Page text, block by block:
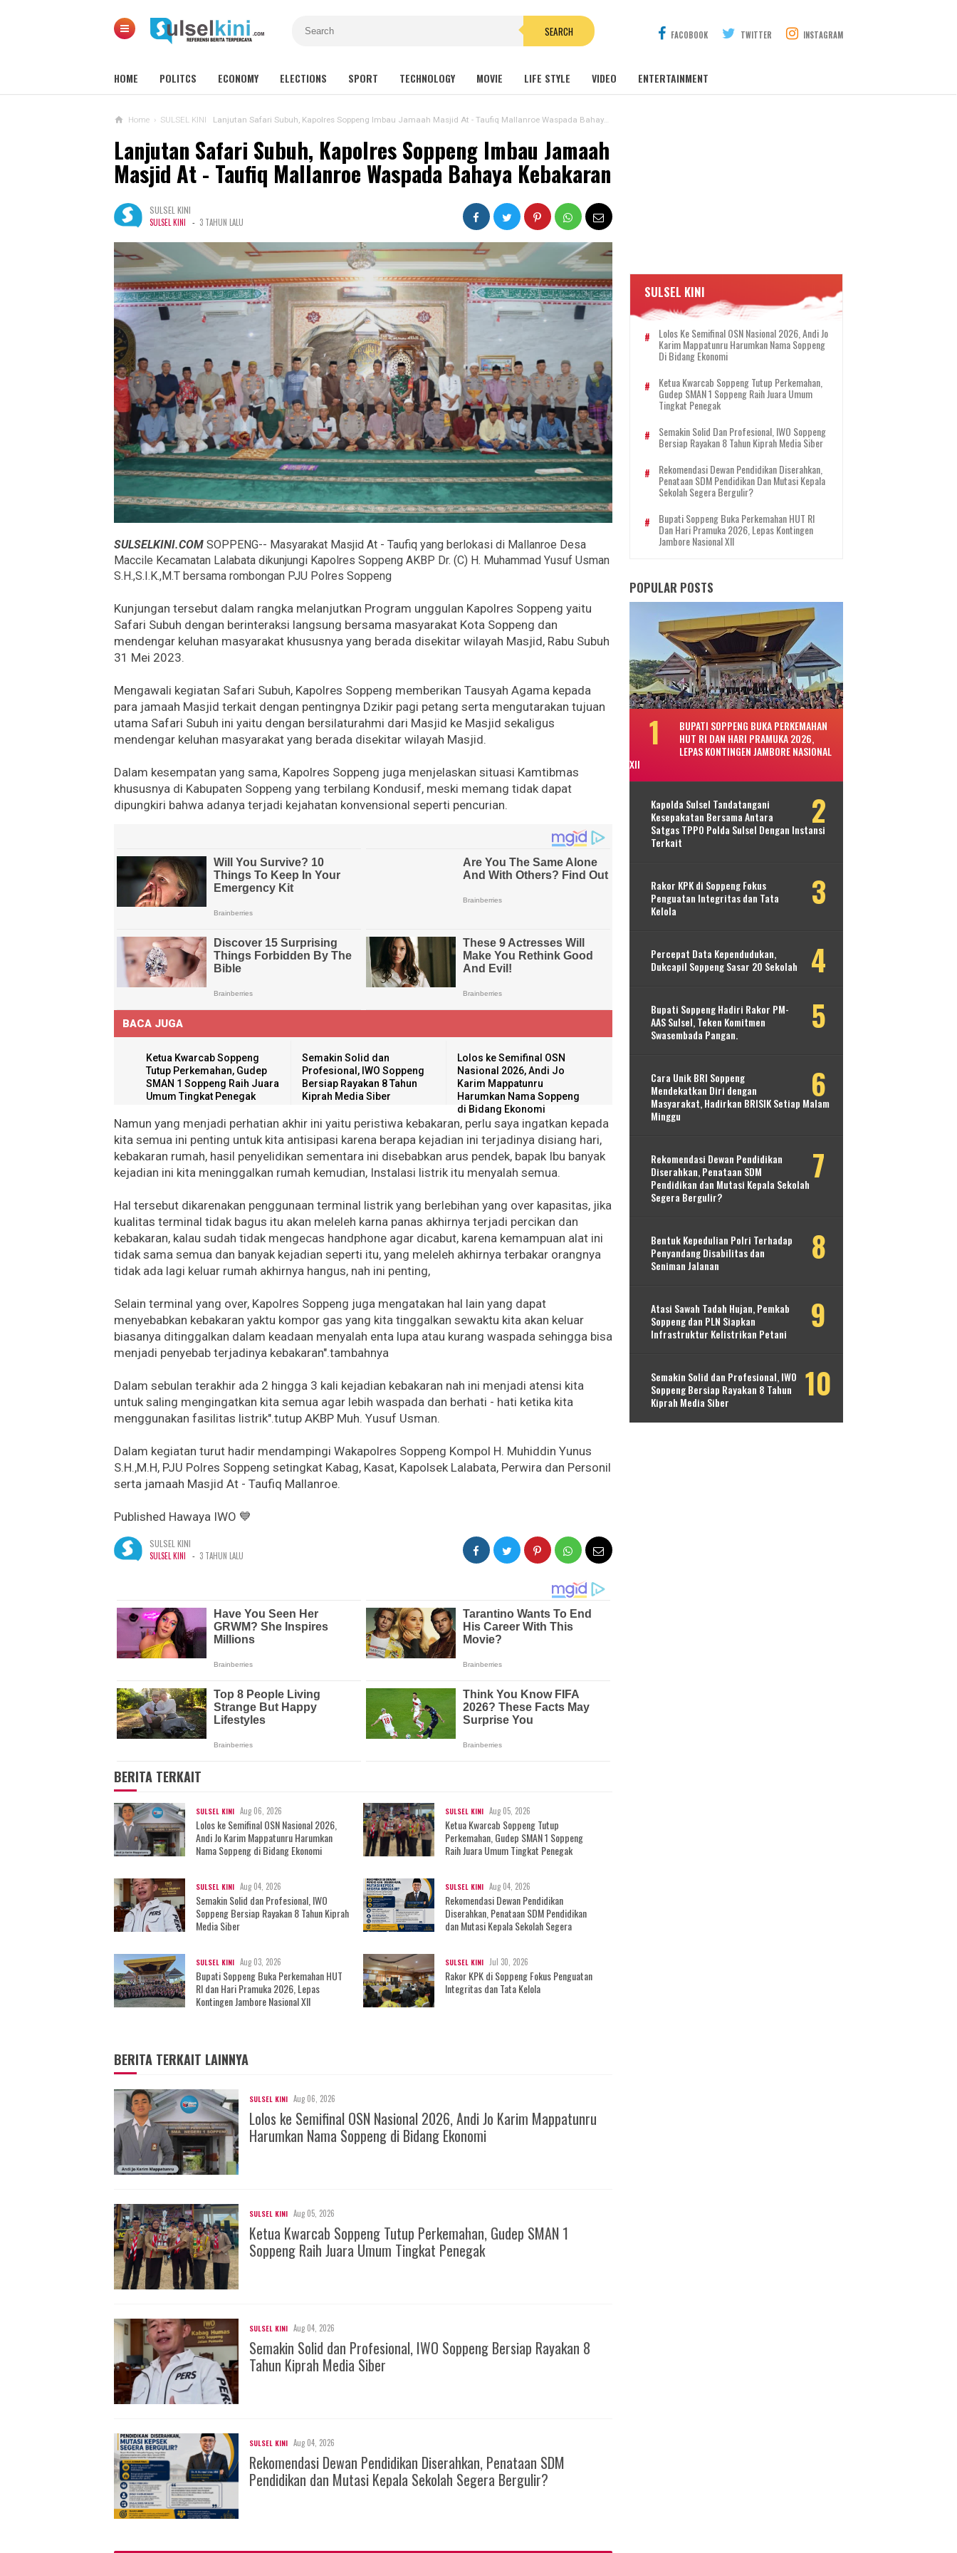
SEARCH FACOBOOK TWITTER INSTAGRAM
HOME POLITCS ECONOMY ELECTIONS SPORT TECHNOLOGY MOVIE LIFE STYLE VIDEO ENTERTAINMENT
Home › SULSEL KINI Lanjutan Safari Subuh, Kapolres Soppeng Imbau Jamaah Masjid At - Taufiq Mallanroe Waspada Bahaya Kebakaran
Lanjutan Safari Subuh, Kapolres Soppeng Imbau Jamaah
Masjid At - Taufiq Mallanroe Waspada Bahaya Kebakaran
SULSEL KINI
SULSEL KINI - 3 TAHUN LALU
SULSELKINI.COM SOPPENG-- Masyarakat Masjid At - Taufiq yang berlokasi di Mallanroe Desa
Maccile Kecamatan Lalabata dikunjungi Kapolres Soppeng AKBP Dr. (C) H. Muhammad Yusuf Usman
S.H.,S.I.K.,M.T bersama rombongan PJU Polres Soppeng
Kunjungan tersebut dalam rangka melanjutkan Program unggulan Kapolres Soppeng yaitu
Safari Subuh dengan berinteraksi langsung bersama masyarakat Kota Soppeng dan
mendengar keluhan masyarakat khususnya yang berada disekitar wilayah Masjid, Rabu Subuh
31 Mei 2023.
Mengawali kegiatan Safari Subuh, Kapolres Soppeng memberikan Tausyah Agama kepada
para jamaah Masjid terkait dengan pentingnya Dzikir pagi petang serta mengutarakan tujuan
utama Safari Subuh ini yaitu dengan bersilaturahmi dari Masjid ke Masjid sekaligus
mendengar keluhan masyarakat yang berada disekitar wilayah Masjid.
Dalam kesempatan yang sama, Kapolres Soppeng juga menjelaskan situasi Kamtibmas
khususnya di Kabupaten Soppeng yang terbilang Kondusif, meski memang tidak dapat
dipungkiri bahwa adanya terjadi kejahatan konvensional seperti pencurian.
BACA JUGA
Ketua Kwarcab Soppeng
Tutup Perkemahan, Gudep
SMAN 1 Soppeng Raih Juara
Umum Tingkat Penegak
Semakin Solid dan
Profesional, IWO Soppeng
Bersiap Rayakan 8 Tahun
Kiprah Media Siber
Lolos ke Semifinal OSN
Nasional 2026, Andi Jo
Karim Mappatunru
Harumkan Nama Soppeng
di Bidang Ekonomi
Namun yang menjadi perhatian akhir ini yaitu peristiwa kebakaran, perlu saya ingatkan kepada
kita semua ini penting untuk kita antisipasi karena berapa kejadian ini terjadinya disiang hari,
kebakaran rumah, hasil penyelidikan sementara ini disebabkan arus pendek, bapak Ibu banyak
kejadian ini kita meninggalkan rumah kemudian, Instalasi listrik itu menyalah semua.
Hal tersebut dikarenakan penggunaan terminal listrik yang berlebihan yang over kapasitas, jika
kualitas terminal tidak bagus itu akan meleleh karna panas akhirnya terjadi percikan dan
kebakaran, kalau sudah tidak mengecas handphone agar dicabut, karena kemampuan alat ini
tidak sama semua dan banyak kejadian seperti itu, yang meleleh akhirnya terbakar orangnya
tidak ada lagi keluar rumah akhirnya hangus, nah ini penting,
Selain terminal yang over, Kapolres Soppeng juga mengatakan hal lain yang dapat
menyebabkan kebakaran yaktu kompor gas yang kita tinggalkan sewaktu kita akan keluar
biasanya ditinggalkan dalam keadaan menyalah enta lupa atau kurang waspada sehingga bisa
menjadi penyebab terjadinya kebakaran".tambahnya
Dalam sebulan terakhir ada 2 hingga 3 kali kejadian kebakaran nah ini menjadi atensi kita
untuk saling mengingatkan kita semua agar lebih waspada dan berhati - hati ketika kita
menggunakan fasilitas listrik".tutup AKBP Muh. Yusuf Usman.
Dalam kegiatan turut hadir mendampingi Wakapolres Soppeng Kompol H. Muhiddin Yunus
S.H.,M.H, PJU Polres Soppeng setingkat Kabag, Kasat, Kapolsek Lalabata, Perwira dan Personil
serta jamaah Masjid At - Taufiq Mallanroe.
Published Hawaya IWO 💙
SULSEL KINI
SULSEL KINI - 3 TAHUN LALU
BERITA TERKAIT
SULSEL KINI Aug 06, 2026
Lolos ke Semifinal OSN Nasional 2026,
Andi Jo Karim Mappatunru Harumkan
Nama Soppeng di Bidang Ekonomi
SULSEL KINI Aug 05, 2026
Ketua Kwarcab Soppeng Tutup
Perkemahan, Gudep SMAN 1 Soppeng
Raih Juara Umum Tingkat Penegak
SULSEL KINI Aug 04, 2026
Semakin Solid dan Profesional, IWO
Soppeng Bersiap Rayakan 8 Tahun Kiprah
Media Siber
SULSEL KINI Aug 04, 2026
Rekomendasi Dewan Pendidikan
Diserahkan, Penataan SDM Pendidikan
dan Mutasi Kepala Sekolah Segera
SULSEL KINI Aug 03, 2026
Bupati Soppeng Buka Perkemahan HUT
RI dan Hari Pramuka 2026, Lepas
Kontingen Jambore Nasional XII
SULSEL KINI Jul 30, 2026
Rakor KPK di Soppeng Fokus Penguatan
Integritas dan Tata Kelola
BERITA TERKAIT LAINNYA
SULSEL KINI Aug 06, 2026
Lolos ke Semifinal OSN Nasional 2026, Andi Jo Karim Mappatunru
Harumkan Nama Soppeng di Bidang Ekonomi
SULSEL KINI Aug 05, 2026
Ketua Kwarcab Soppeng Tutup Perkemahan, Gudep SMAN 1
Soppeng Raih Juara Umum Tingkat Penegak
SULSEL KINI Aug 04, 2026
Semakin Solid dan Profesional, IWO Soppeng Bersiap Rayakan 8
Tahun Kiprah Media Siber
SULSEL KINI Aug 04, 2026
Rekomendasi Dewan Pendidikan Diserahkan, Penataan SDM
Pendidikan dan Mutasi Kepala Sekolah Segera Bergulir?
SULSEL KINI
Lolos Ke Semifinal OSN Nasional 2026, Andi Jo
Karim Mappatunru Harumkan Nama Soppeng
Di Bidang Ekonomi
Ketua Kwarcab Soppeng Tutup Perkemahan,
Gudep SMAN 1 Soppeng Raih Juara Umum
Tingkat Penegak
Semakin Solid Dan Profesional, IWO Soppeng
Bersiap Rayakan 8 Tahun Kiprah Media Siber
Rekomendasi Dewan Pendidikan Diserahkan,
Penataan SDM Pendidikan Dan Mutasi Kepala
Sekolah Segera Bergulir?
Bupati Soppeng Buka Perkemahan HUT RI
Dan Hari Pramuka 2026, Lepas Kontingen
Jambore Nasional XII
POPULAR POSTS
BUPATI SOPPENG BUKA PERKEMAHAN
HUT RI DAN HARI PRAMUKA 2026,
LEPAS KONTINGEN JAMBORE NASIONAL
XII
Kapolda Sulsel Tandatangani
Kesepakatan Bersama Antara
Satgas TPPO Polda Sulsel Dengan Instansi
Terkait
Rakor KPK di Soppeng Fokus
Penguatan Integritas dan Tata
Kelola
Percepat Data Kependudukan,
Dukcapil Soppeng Sasar 20 Sekolah
Bupati Soppeng Hadiri Rakor PM-
AAS Sulsel, Teken Komitmen
Swasembada Pangan.
Cara Unik BRI Soppeng
Mendekatkan Diri dengan
Masyarakat, Hadirkan BRISIK Setiap Malam
Minggu
Rekomendasi Dewan Pendidikan
Diserahkan, Penataan SDM
Pendidikan dan Mutasi Kepala Sekolah
Segera Bergulir?
Bentuk Kepedulian Polri Terhadap
Penyandang Disabilitas dan
Seniman Jalanan
Atasi Sawah Tadah Hujan, Pemkab
Soppeng dan PLN Siapkan
Infrastruktur Kelistrikan Petani
Semakin Solid dan Profesional, IWO
Soppeng Bersiap Rayakan 8 Tahun
Kiprah Media Siber